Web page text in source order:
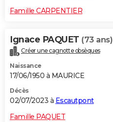
Famille CARPENTIER
Ignace PAQUET (73 ans)
Créer une cagnotte obsèques
Naissance
17/06/1950 à MAURICE
Décès
02/07/2023 à Escautpont
Famille PAQUET